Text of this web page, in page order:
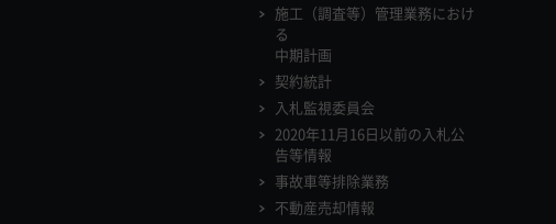
施工（調査等）管理業務におけ
る
中期計画
契約統計
入札監視委員会
2020年11月16日以前の入札公
告等情報
事故車等排除業務
不動産売却情報